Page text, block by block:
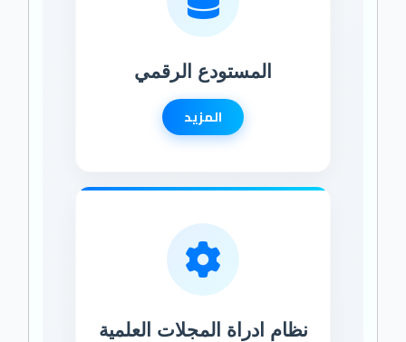
المستودع الرقمي
المزيد
نظام ادراة المجلات العلمية